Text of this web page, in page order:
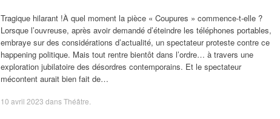
Tragique hilarant !À quel moment la pièce « Coupures » commence-t-elle ?
Lorsque l’ouvreuse, après avoir demandé d’éteindre les téléphones portables,
embraye sur des considérations d’actualité, un spectateur proteste contre ce
happening politique. Mais tout rentre bientôt dans l’ordre… à travers une
exploration jubilatoire des désordres contemporains. Et le spectateur
mécontent aurait bien fait de…
10 avril 2023 dansThéâtre